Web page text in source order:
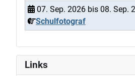
07. Sep. 2026 bis 08. Sep.
Schulfotograf
Links